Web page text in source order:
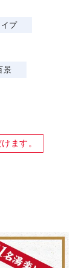
プ
景
ます。